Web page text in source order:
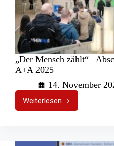
„Der Mensch zählt“
A+A 2025
14. November
Weiterlesen
„Der
Mensch
Abschluss